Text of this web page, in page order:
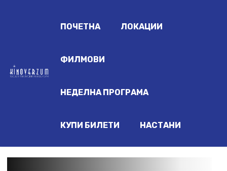
ПОЧЕТНА ЛОКАЦИИ
ФИЛМОВИ
НЕДЕЛНА ПРОГРАМА
КУПИ БИЛЕТИ НАСТАНИ